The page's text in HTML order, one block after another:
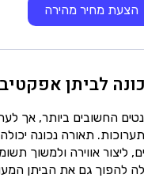
הצעת מחיר מהירה
לביתן
החשובים ביותר, אך
תאורה נכונה
ליצור אווירה ולמשוך
להפוך גם את הביתן